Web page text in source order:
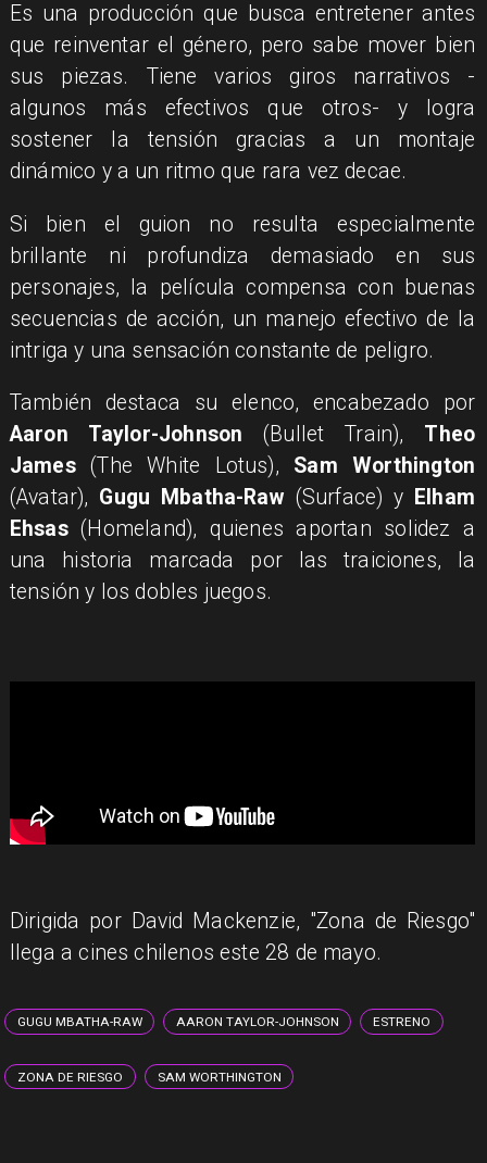
Es una producción que busca entretener antes
que reinventar el género, pero sabe mover bien
sus piezas. Tiene varios giros narrativos -
algunos más efectivos que otros- y logra
sostener la tensión gracias a un montaje
dinámico y a un ritmo que rara vez decae.
Si bien el guion no resulta especialmente
brillante ni profundiza demasiado en sus
personajes, la película compensa con buenas
secuencias de acción, un manejo efectivo de la
intriga y una sensación constante de peligro.
También destaca su elenco, encabezado por
Aaron Taylor-Johnson (Bullet Train), Theo
James(The White Lotus), Sam Worthington
(Avatar), Gugu Mbatha-Raw (Surface) y Elham
Ehsas(Homeland), quienes aportan solidez a
una historia marcada por las traiciones, la
tensión y los dobles juegos.
Dirigida por David Mackenzie, "Zona de Riesgo"
llega a cines chilenos este 28 de mayo.
GUGU MBATHA-RAW AARON TAYLOR-JOHNSON ESTRENO
ZONA DE RIESGO SAM WORTHINGTON